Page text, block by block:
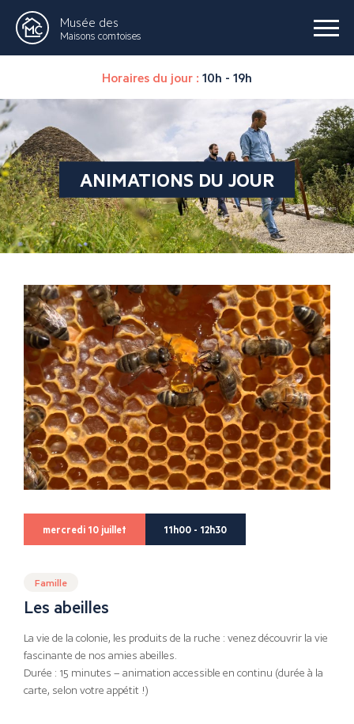
Musée des
Maisons comtoises
Horaires du jour : 10h - 19h
ANIMATIONS DU JOUR
mercredi 10 juillet 11h00 - 12h30
Famille
Les abeilles
La vie de la colonie, les produits de la ruche : venez découvrir la vie
fascinante de nos amies abeilles.
Durée : 15 minutes – animation accessible en continu (durée à la
carte, selon votre appétit !)